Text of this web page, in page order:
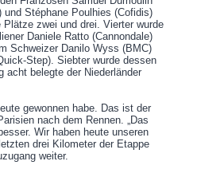
und Stéphane Poulhies (Cofidis)
Plätze zwei und drei. Vierter wurde
Daniele Ratto (Cannondale)
Schweizer Danilo Wyss (BMC)
Step). Siebter wurde dessen
acht belegte der Niederländer
gewonnen habe. Das ist der
nach dem Rennen. „Das
Wir haben heute unseren
drei Kilometer der Etappe
weiter.